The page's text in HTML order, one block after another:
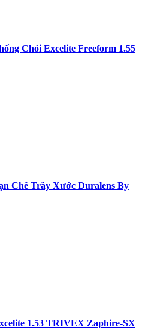
Chói Excelite Freeform 1.55
Chế Trầy Xước Duralens By
1.53 TRIVEX Zaphire-SX